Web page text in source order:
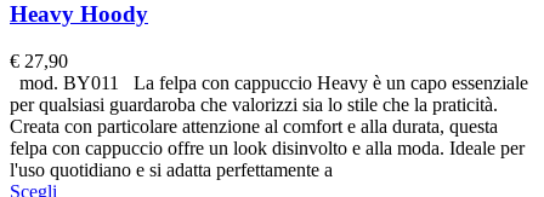
Heavy Hoody
€ 27,90
mod. BY011 La felpa con cappuccio Heavy è un capo essenziale
per qualsiasi guardaroba che valorizzi sia lo stile che la praticità.
Creata con particolare attenzione al comfort e alla durata, questa
felpa con cappuccio offre un look disinvolto e alla moda. Ideale per
l'uso quotidiano e si adatta perfettamente a
Scegli